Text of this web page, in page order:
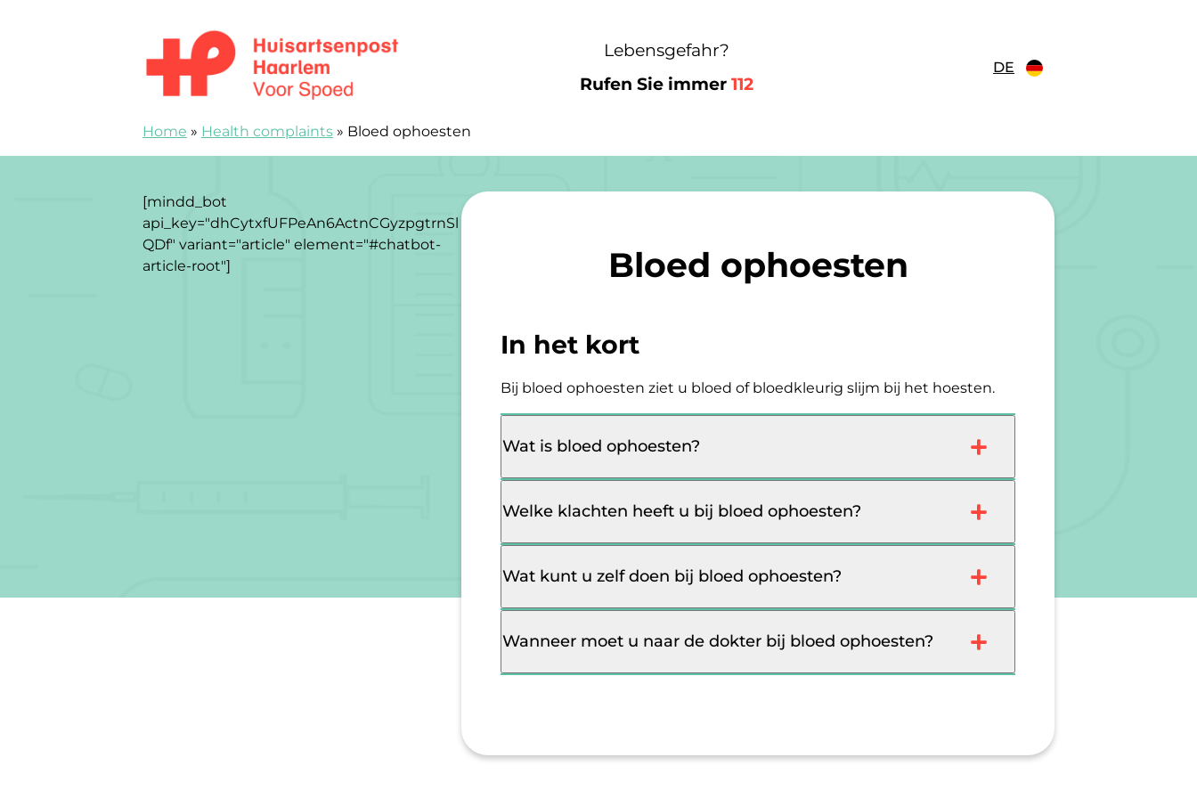
Lebensgefahr?
Rufen Sie immer112
DE
Home » Health complaints » Bloed ophoesten
Bloed ophoesten
In het kort
Bij bloed ophoesten ziet u bloed of bloedkleurig slijm bij het hoesten.
Wat is bloed ophoesten?
Welke klachten heeft u bij bloed ophoesten?
Wat kunt u zelf doen bij bloed ophoesten?
Wanneer moet u naar de dokter bij bloed ophoesten?
[mindd_bot
api_key="dhCytxfUFPeAn6ActnCGyzpgtrnSl
QDf" variant="article" element="#chatbot-
article-root"]